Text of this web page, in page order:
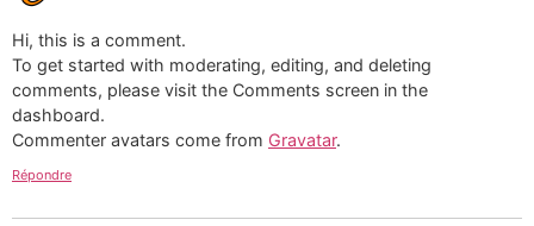
Hi, this is a comment.
To get started with moderating, editing, and deleting
comments, please visit the Comments screen in the
dashboard.
Commenter avatars come from Gravatar.
Répondre